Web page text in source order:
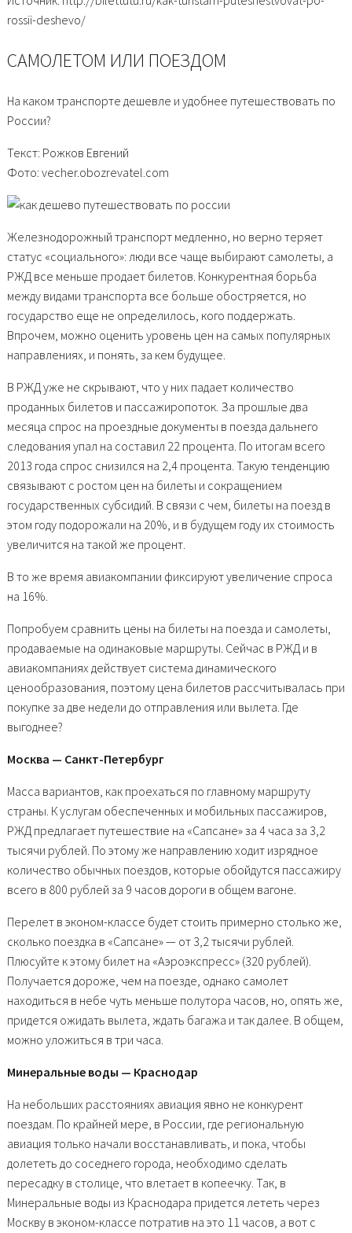
rossii-deshevo/
САМОЛЕТОМ ИЛИ ПОЕЗДОМ
На каком транспорте дешевле и удобнее путешествовать по
России?
Текст: Рожков Евгений
Фото: vecher.obozrevatel.com
Железнодорожный транспорт медленно, но верно теряет
статус «социального»: люди все чаще выбирают самолеты, а
РЖД все меньше продает билетов. Конкурентная борьба
между видами транспорта все больше обостряется, но
государство еще не определилось, кого поддержать.
Впрочем, можно оценить уровень цен на самых популярных
направлениях, и понять, за кем будущее.
В РЖД уже не скрывают, что у них падает количество
проданных билетов и пассажиропоток. За прошлые два
месяца спрос на проездные документы в поезда дальнего
следования упал на составил 22 процента. По итогам всего
2013 года спрос снизился на 2,4 процента. Такую тенденцию
связывают с ростом цен на билеты и сокращением
государственных субсидий. В связи с чем, билеты на поезд в
этом году подорожали на 20%, и в будущем году их стоимость
увеличится на такой же процент.
В то же время авиакомпании фиксируют увеличение спроса
на 16%.
Попробуем сравнить цены на билеты на поезда и самолеты,
продаваемые на одинаковые маршруты. Сейчас в РЖД и в
авиакомпаниях действует система динамического
ценообразования, поэтому цена билетов рассчитывалась при
покупке за две недели до отправления или вылета. Где
выгоднее?
Москва — Санкт-Петербург
Масса вариантов, как проехаться по главному маршруту
страны. К услугам обеспеченных и мобильных пассажиров,
РЖД предлагает путешествие на «Сапсане» за 4 часа за 3,2
тысячи рублей. По этому же направлению ходит изрядное
количество обычных поездов, которые обойдутся пассажиру
всего в 800 рублей за 9 часов дороги в общем вагоне.
Перелет в эконом-классе будет стоить примерно столько же,
сколько поездка в «Сапсане» — от 3,2 тысячи рублей.
Плюсуйте к этому билет на «Аэроэкспресс» (320 рублей).
Получается дороже, чем на поезде, однако самолет
находиться в небе чуть меньше полутора часов, но, опять же,
придется ожидать вылета, ждать багажа и так далее. В общем,
можно уложиться в три часа.
Минеральные воды — Краснодар
На небольших расстояниях авиация явно не конкурент
поездам. По крайней мере, в России, где региональную
авиация только начали восстанавливать, и пока, чтобы
долететь до соседнего города, необходимо сделать
пересадку в столице, что влетает в копеечку. Так, в
Минеральные воды из Краснодара придется лететь через
Москву в эконом-классе потратив на это 11 часов, а вот с